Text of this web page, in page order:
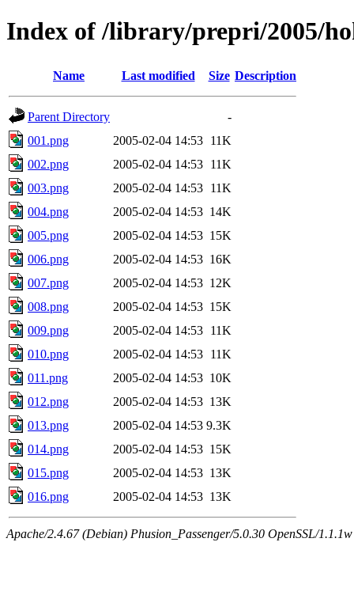
Index of /library/prepri/2005/
Name Last modified Size Description
Parent Directory
-
001.png
2005-02-04 14:53 11K
002.png
2005-02-04 14:53 11K
003.png
2005-02-04 14:53 11K
004.png
2005-02-04 14:53 14K
005.png
2005-02-04 14:53 15K
006.png
2005-02-04 14:53 16K
007.png
2005-02-04 14:53 12K
008.png
2005-02-04 14:53 15K
009.png
2005-02-04 14:53 11K
010.png
2005-02-04 14:53 11K
011.png
2005-02-04 14:53 10K
012.png
2005-02-04 14:53 13K
013.png
2005-02-04 14:53 9.3K
014.png
2005-02-04 14:53 15K
015.png
2005-02-04 14:53 13K
016.png
2005-02-04 14:53 13K
Apache/2.4.67 (Debian) Phusion_Passenger/5.0.30 OpenSSL/